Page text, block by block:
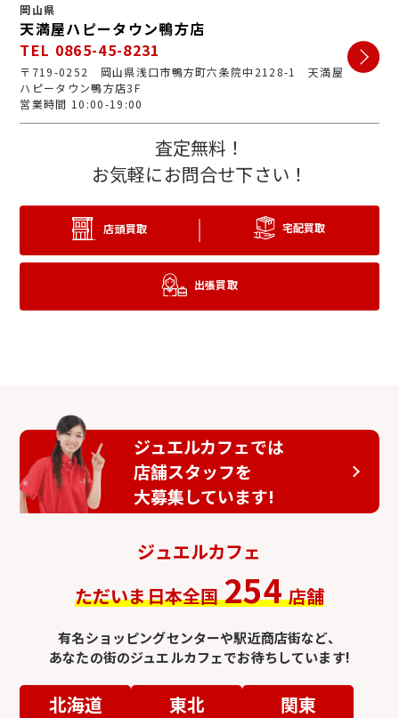
岡山県
天満屋ハピータウン鴨方店
TEL 0865-45-8231
〒719-0252 岡山県浅口市鴨方町六条院中2128-1 天満屋
ハピータウン鴨方店3F
営業時間 10:00-19:00
査定無料！
お気軽にお問合せ下さい！
店頭買取 宅配買取
出張買取
ジュエルカフェでは
店舗スタッフを
大募集しています!
ジュエルカフェ
ただいま日本全国 254 店舗
有名ショッピングセンターや駅近商店街など、
あなたの街のジュエルカフェでお待ちしています!
北海道 東北
関東